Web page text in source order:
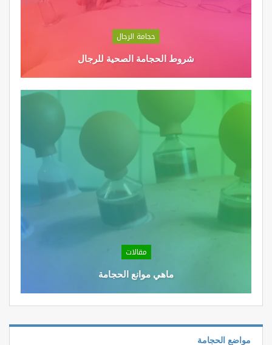
حجامة الرجال
شروط الحجامة الصحية للرجال
مقالات
ماهي موانع الحجامة
مواضع الحجامة